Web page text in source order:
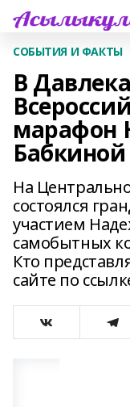
СОБЫТИЯ И ФАКТЫ
В
марафон
На
состоялся
участием
самобытных
Кто
сайте по